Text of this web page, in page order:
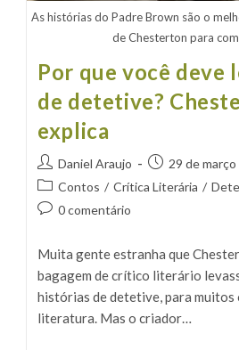
As histórias do Padre Brown são o
de Chesterton para
Por que você deve
de detetive?
explica
Autor
do
post:
Daniel Araujo
Post
publicado:
29 de
Categoria
do
Contos / Crítica Literária /
Comentários
post:
0 comentário
Muita gente estranha que
bagagem de crítico literário
histórias de detetive, para muitos
literatura. Mas o criador…